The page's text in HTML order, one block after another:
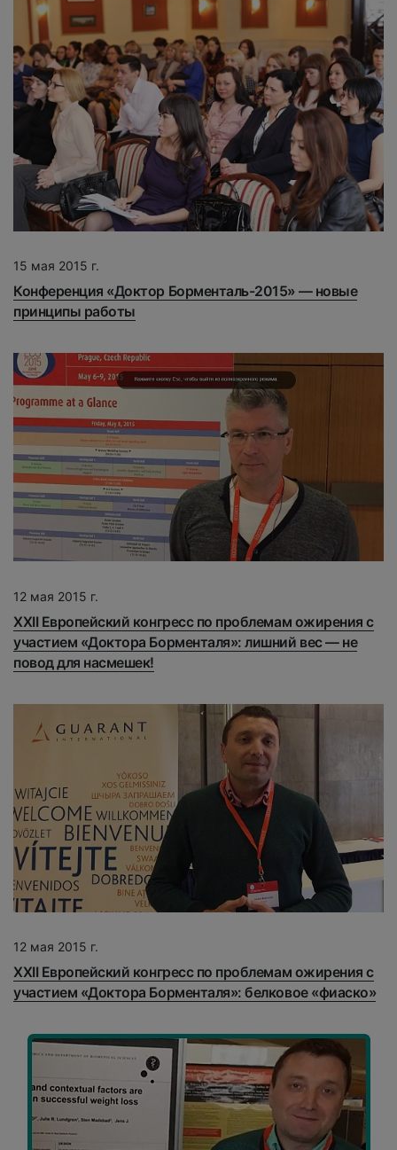
15 мая 2015 г.
Конференция «Доктор Борменталь-2015» — новые
принципы работы
12 мая 2015 г.
XXII Европейский конгресс по проблемам ожирения с
участием «Доктора Борменталя»: лишний вес — не
повод для насмешек!
12 мая 2015 г.
XXII Европейский конгресс по проблемам ожирения с
участием «Доктора Борменталя»: белковое «фиаско»